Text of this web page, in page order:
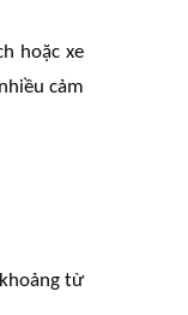
hoặc xe
cảm
từ